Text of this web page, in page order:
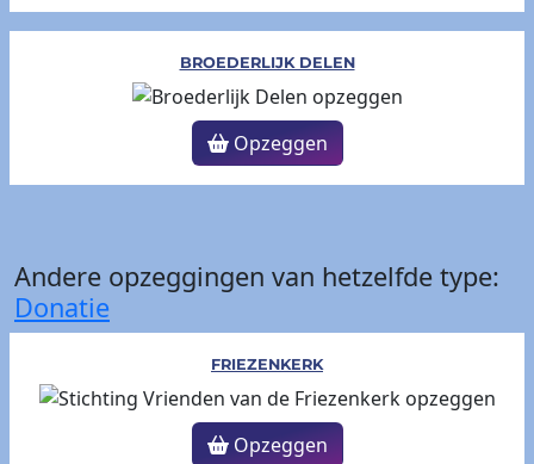
BROEDERLIJK DELEN
Opzeggen
Andere opzeggingen van hetzelfde type:
Donatie
FRIEZENKERK
Opzeggen